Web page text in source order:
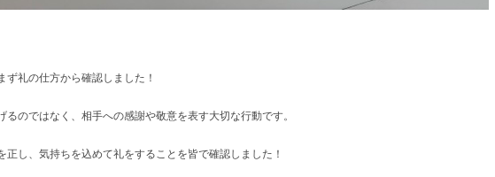
ず礼の仕方から確認しました！
るのではなく、相手への感謝や敬意を表す大切な行動です。
正し、気持ちを込めて礼をすることを皆で確認しました！